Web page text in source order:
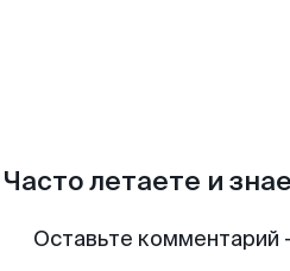
Часто летаете и
Оставьте комментарий